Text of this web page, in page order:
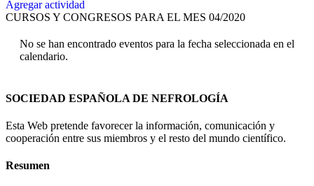
Agregar actividad
CURSOS Y CONGRESOS PARA EL MES 04/2020
No se han encontrado eventos para la fecha seleccionada en el
calendario.
SOCIEDAD ESPAÑOLA DE NEFROLOGÍA
Esta Web pretende favorecer la información, comunicación y
cooperación entre sus miembros y el resto del mundo científico.
Resumen